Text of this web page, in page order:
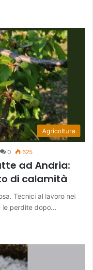
Agricoltura
0 625
ad Andria:
di calamità
Tecnici al lavoro nei
le perdite dopo…